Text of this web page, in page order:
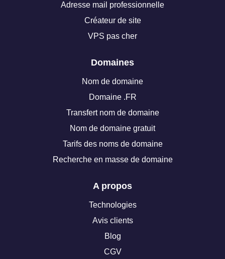
Adresse mail professionnelle
Créateur de site
VPS pas cher
Domaines
Nom de domaine
Domaine .FR
Transfert nom de domaine
Nom de domaine gratuit
Tarifs des noms de domaine
Recherche en masse de domaine
A propos
Technologies
Avis clients
Blog
CGV